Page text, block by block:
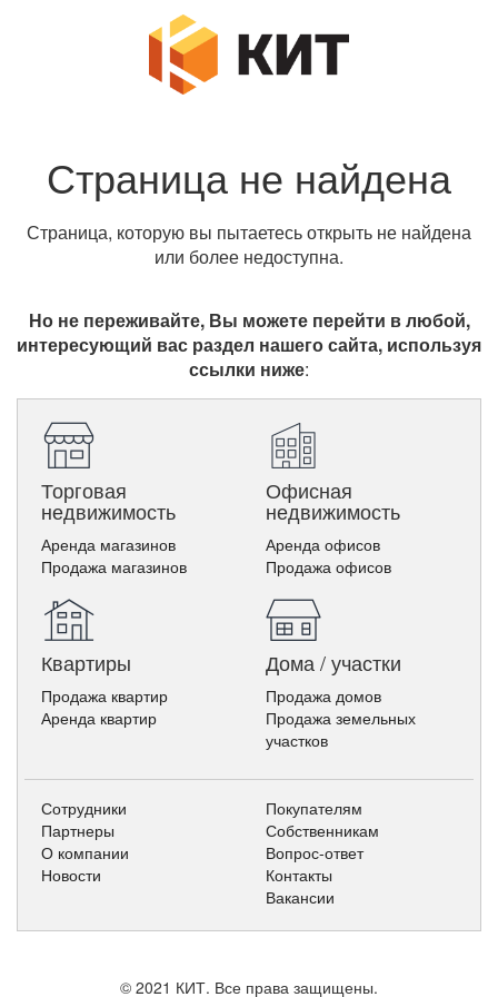
Страница не найдена
Страница, которую вы пытаетесь открыть не найдена
или более недоступна.
Но не переживайте, Вы можете перейти в любой,
интересующий вас раздел нашего сайта, используя
ссылки ниже:
Торговая
недвижимость
Аренда магазинов
Продажа магазинов
Офисная
недвижимость
Аренда офисов
Продажа офисов
Квартиры
Продажа квартир
Аренда квартир
Дома / участки
Продажа домов
Продажа земельных
участков
Сотрудники
Партнеры
Покупателям
Собственникам
О компании
Новости
Вопрос-ответ
Контакты
Вакансии
© 2021 КИТ. Все права защищены.